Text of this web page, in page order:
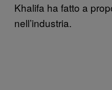
Khalifa ha fatto a
nell’industria.